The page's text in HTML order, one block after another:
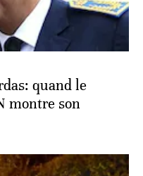
quand le
montre son